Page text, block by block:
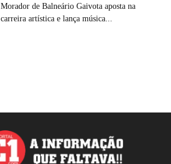
Morador de Balneário Gaivota aposta na
carreira artística e lança música...